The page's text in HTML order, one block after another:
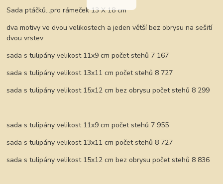
Sada ptáčků...pro rámeček 13 X 18 cm
dva motivy ve dvou velikostech a jeden větší bez obrysu na sešití
dvou vrstev
sada s tulipány velikost 11x9 cm počet stehů 7 167
sada s tulipány velikost 13x11 cm počet stehů 8 727
sada s tulipány velikost 15x12 cm bez obrysu počet stehů 8 299
sada s tulipány velikost 11x9 cm počet stehů 7 955
sada s tulipány velikost 13x11 cm počet stehů 8 727
sada s tulipány velikost 15x12 cm bez obrysu počet stehů 8 836